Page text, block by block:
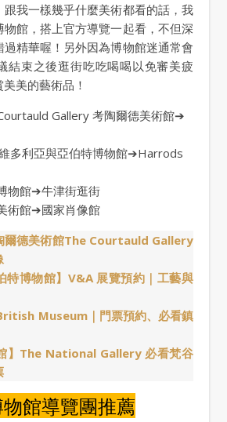
跟我一樣幾乎什麼美術都看的話，我
館，搭上官方導覽一起看，不但深
過精華喔！另外因為博物館迷通常會
結束之後逛街吃吃喝喝以免審美疲
美的藝術品！
Gallery 考陶爾德美術館➔
多利亞與亞伯特博物館➔Harrods
物館➔牛津街逛街
術館➔國家肖像館
爾德美術館The Courtauld Gallery
特博物館】V&A 展覽預約｜工藝與
Museum｜門票預約、必看鎮
】The National Gallery 必看梵谷
館導覽團推薦